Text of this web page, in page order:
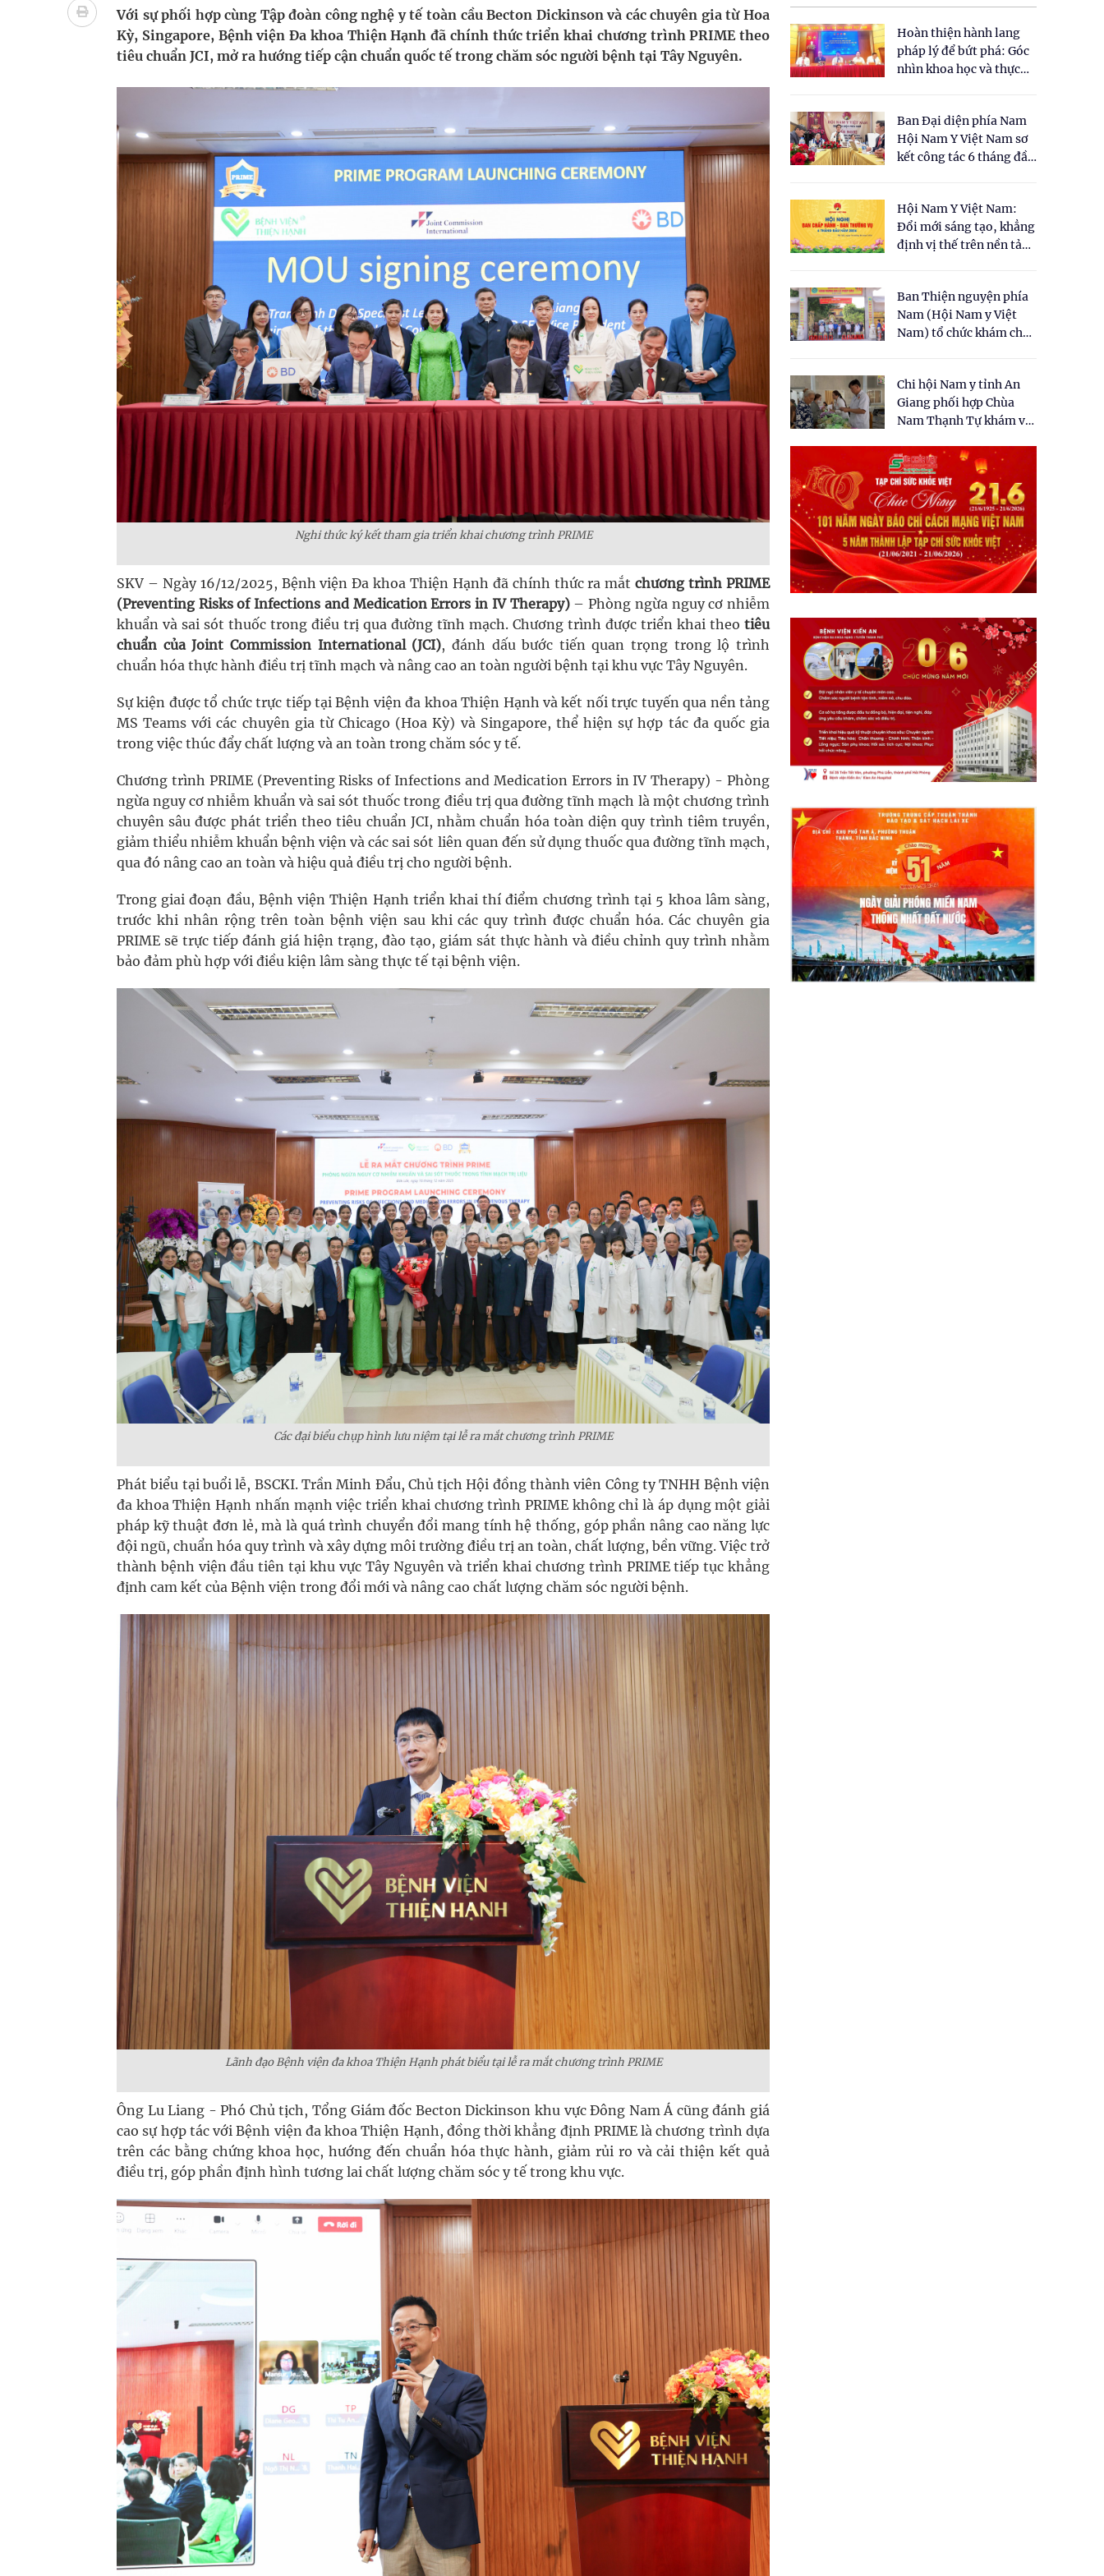
Chấn chỉnh hoạt động kinh doanh dược liệu
Súp lơ xanh mang đến hy vọng mới trong phòng ngừa ung thư
Với sự phối hợp cùng Tập đoàn công nghệ y tế toàn cầu Becton Dickinson và các chuyên gia từ Hoa
Kỳ, Singapore, Bệnh viện Đa khoa Thiện Hạnh đã chính thức triển khai chương trình PRIME theo
tiêu chuẩn JCI, mở ra hướng tiếp cận chuẩn quốc tế trong chăm sóc người bệnh tại Tây Nguyên.
Nghi thức ký kết tham gia triển khai chương trình PRIME
SKV – Ngày 16/12/2025, Bệnh viện Đa khoa Thiện Hạnh đã chính thức ra mắtchương trình PRIME
(Preventing Risks of Infections and Medication Errors in IV Therapy)– Phòng ngừa nguy cơ nhiễm
khuẩn và sai sót thuốc trong điều trị qua đường tĩnh mạch. Chương trình được triển khai theo tiêu
chuẩn của Joint Commission International (JCI), đánh dấu bước tiến quan trọng trong lộ trình
chuẩn hóa thực hành điều trị tĩnh mạch và nâng cao an toàn người bệnh tại khu vực Tây Nguyên.
Sự kiện được tổ chức trực tiếp tại Bệnh viện đa khoa Thiện Hạnh và kết nối trực tuyến qua nền tảng
MS Teams với các chuyên gia từ Chicago (Hoa Kỳ) và Singapore, thể hiện sự hợp tác đa quốc gia
trong việc thúc đẩy chất lượng và an toàn trong chăm sóc y tế.
Chương trình PRIME (Preventing Risks of Infections and Medication Errors in IV Therapy) - Phòng
ngừa nguy cơ nhiễm khuẩn và sai sót thuốc trong điều trị qua đường tĩnh mạch là một chương trình
chuyên sâu được phát triển theo tiêu chuẩn JCI, nhằm chuẩn hóa toàn diện quy trình tiêm truyền,
giảm thiểu nhiễm khuẩn bệnh viện và các sai sót liên quan đến sử dụng thuốc qua đường tĩnh mạch,
qua đó nâng cao an toàn và hiệu quả điều trị cho người bệnh.
Trong giai đoạn đầu, Bệnh viện Thiện Hạnh triển khai thí điểm chương trình tại 5 khoa lâm sàng,
trước khi nhân rộng trên toàn bệnh viện sau khi các quy trình được chuẩn hóa. Các chuyên gia
PRIME sẽ trực tiếp đánh giá hiện trạng, đào tạo, giám sát thực hành và điều chỉnh quy trình nhằm
bảo đảm phù hợp với điều kiện lâm sàng thực tế tại bệnh viện.
Các đại biểu chụp hình lưu niệm tại lễ ra mắt chương trình PRIME
Phát biểu tại buổi lễ, BSCKI. Trần Minh Đẩu, Chủ tịch Hội đồng thành viên Công ty TNHH Bệnh viện
đa khoa Thiện Hạnh nhấn mạnh việc triển khai chương trình PRIME không chỉ là áp dụng một giải
pháp kỹ thuật đơn lẻ, mà là quá trình chuyển đổi mang tính hệ thống, góp phần nâng cao năng lực
đội ngũ, chuẩn hóa quy trình và xây dựng môi trường điều trị an toàn, chất lượng, bền vững. Việc trở
thành bệnh viện đầu tiên tại khu vực Tây Nguyên và triển khai chương trình PRIME tiếp tục khẳng
định cam kết của Bệnh viện trong đổi mới và nâng cao chất lượng chăm sóc người bệnh.
Lãnh đạo Bệnh viện đa khoa Thiện Hạnh phát biểu tại lễ ra mắt chương trình PRIME
Ông Lu Liang - Phó Chủ tịch, Tổng Giám đốc Becton Dickinson khu vực Đông Nam Á cũng đánh giá
cao sự hợp tác với Bệnh viện đa khoa Thiện Hạnh, đồng thời khẳng định PRIME là chương trình dựa
trên các bằng chứng khoa học, hướng đến chuẩn hóa thực hành, giảm rủi ro và cải thiện kết quả
điều trị, góp phần định hình tương lai chất lượng chăm sóc y tế trong khu vực.
Hoàn thiện hành lang
pháp lý để bứt phá: Góc
nhìn khoa học và thực
cho Luật Y dược cổ
truyền Việt Nam"
Ban Đại diện phía Nam
Hội Nam Y Việt Nam sơ
kết công tác 6 tháng đầu
Hội Nam Y Việt Nam:
Đổi mới sáng tạo, khẳng
định vị thế trên nền tảng
Ban Thiện nguyện phía
Nam (Hội Nam y Việt
Nam) tổ chức khám chữa
dân tại xã Tân Tập
Chi hội Nam y tỉnh An
Giang phối hợp Chùa
Nam Thạnh Tự khám và
nhân dân